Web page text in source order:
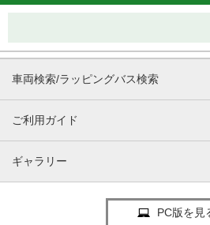
車両検索/ラッピングバス検索
ご利用ガイド
ギャラリー
PC版を見